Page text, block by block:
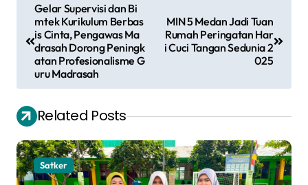
g
a
s
i
Gelar Supervisi dan Bi
mtek Kurikulum Berbas
is Cinta, Pengawas Ma
drasah Dorong Peningk
atan Profesionalisme G
uru Madrasah
MIN 5 Medan Jadi Tuan
Rumah Peringatan Har
i Cuci Tangan Sedunia 2
025
Related Posts
Satker